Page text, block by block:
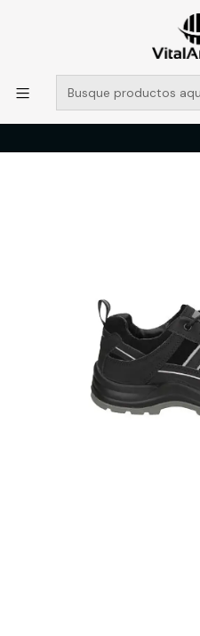
POR SISTEMA FRONTAL SOLO
MUCHAS GRACIAS +569 5956
CALZADO
ZAPATILLA